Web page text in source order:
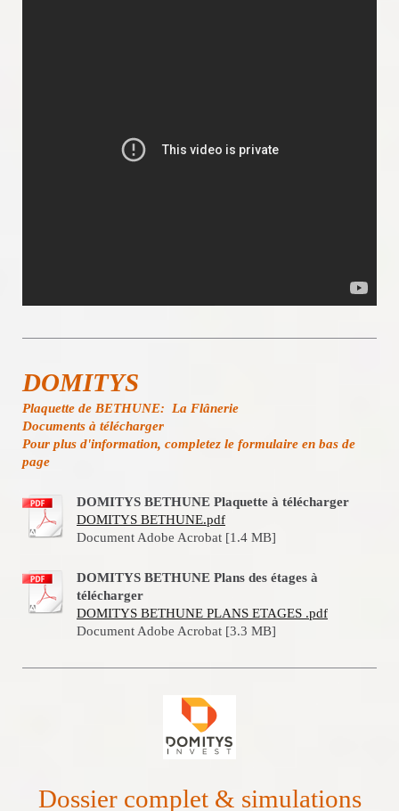
DOMITYS
Plaquette de BETHUNE: La Flânerie
Documents à télécharger
Pour plus d'information, completez le formulaire en bas de
page
DOMITYS BETHUNE Plaquette à télécharger
DOMITYS BETHUNE.pdf
Document Adobe Acrobat [1.4 MB]
DOMITYS BETHUNE Plans des étages à
télécharger
DOMITYS BETHUNE PLANS ETAGES .pdf
Document Adobe Acrobat [3.3 MB]
Dossier complet & simulations